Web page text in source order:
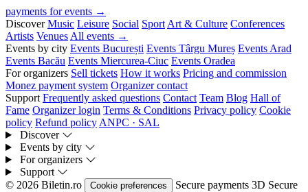
payments for events →
Discover Music Leisure Social Sport Art & Culture Conferences
Artists Venues All events →
Events by city Events București Events Târgu Mureș Events Arad
Events Bacău Events Miercurea-Ciuc Events Oradea
For organizers Sell tickets How it works Pricing and commission
Monez payment system Organizer contact
Support Frequently asked questions Contact Team Blog Hall of
Fame Organizer login Terms & Conditions Privacy policy Cookie
policy Refund policy ANPC · SAL
Discover
Events by city
For organizers
Support
© 2026 Biletin.ro
Cookie preferences Secure payments 3D Secure